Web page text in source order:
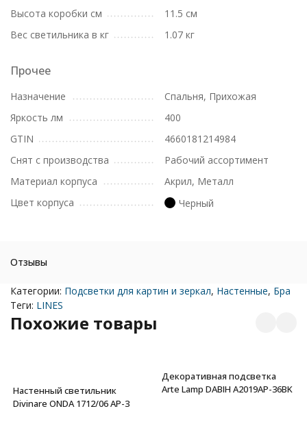
Высота коробки см
11.5 см
Вес светильника в кг
1.07 кг
Прочее
Назначение
Спальня, Прихожая
Яркость лм
400
GTIN
4660181214984
Снят с производства
Рабочий ассортимент
Материал корпуса
Акрил, Металл
Цвет корпуса
Черный
Отзывы
Категории: Подсветки для картин и зеркал, Настенные, Бра
Теги: LINES
Похожие товары
Настенный светильник
Divinare ONDA 1712/06 AP-3
Декоративная подсветка
Arte Lamp DABIH A2019AP-36BK